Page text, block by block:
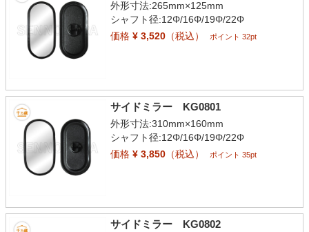
外形寸法:265mm×125mm
シャフト径:12Φ/16Φ/19Φ/22Φ
価格¥ 3,520（税込） ポイント 32pt
サイドミラー KG0801
外形寸法:310mm×160mm
シャフト径:12Φ/16Φ/19Φ/22Φ
価格¥ 3,850（税込） ポイント 35pt
サイドミラー KG0802